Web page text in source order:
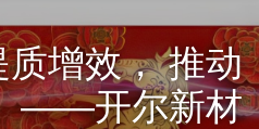
增效， 推动
——开尔新材